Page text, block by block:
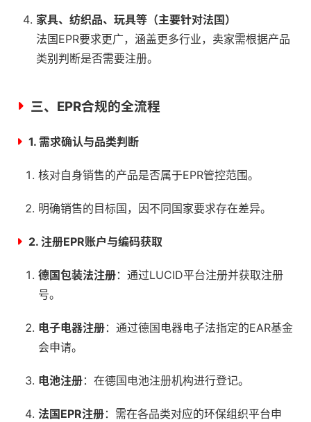
家具、纺织品、玩具等（主要针对法国）
法国EPR要求更广，涵盖更多行业，卖家需根据产品
类别判断是否需要注册。
三、EPR合规的全流程
1. 需求确认与品类判断
核对自身销售的产品是否属于EPR管控范围。
明确销售的目标国，因不同国家要求存在差异。
2. 注册EPR账户与编码获取
德国包装法注册：通过LUCID平台注册并获取注册
号。
电子电器注册：通过德国电器电子法指定的EAR基金
会申请。
电池注册：在德国电池注册机构进行登记。
法国EPR注册：需在各品类对应的环保组织平台申